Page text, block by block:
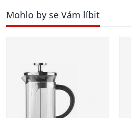
Mohlo by se Vám líbit